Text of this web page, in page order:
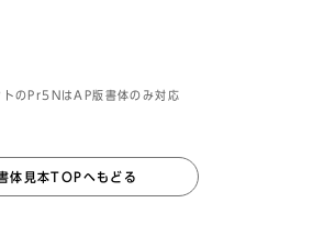
のPr5NはAP版書体のみ対応
体見本TOPへもどる